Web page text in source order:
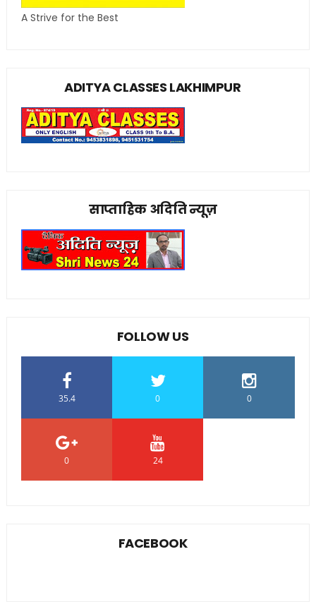
A Strive for the Best
ADITYA CLASSES LAKHIMPUR
साप्ताहिक अदिति न्यूज़
FOLLOW US
35.4 0 0
0 24
FACEBOOK